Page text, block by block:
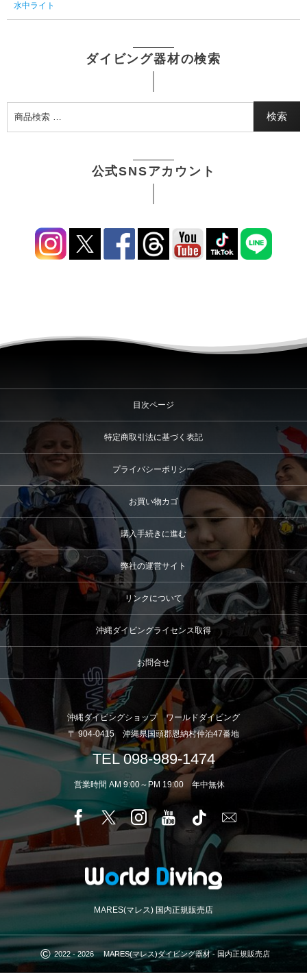
水中ライト
ダイビング器材の検索
検索
公式SNSアカウント
目次ページ
特定商取引法に基づく表記
プライバシーポリシー
お買い物カゴ
購入手続きに進む
弊社の運営サイト
リンクについて
沖縄ダイビングライセンス取得
お問合せ
沖縄ダイビングショップ ワールドダイビング
〒 904-0415 沖縄県国頭郡恩納村仲泊47番地
TEL 098-989-1474
営業時間 AM 9:00～PM 19:00 年中無休
MARES(マレス) 国内正規販売店
© 2022 - 2026 MARES(マレス)ダイビング器材 - 国内正規販売店